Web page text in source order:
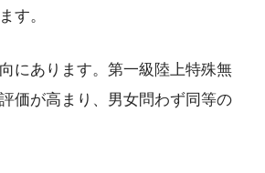
す。
にあります。第一級陸上特殊無
価が高まり、男女問わず同等の